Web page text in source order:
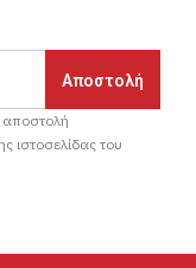
αποστολή
ιστοσελίδας του